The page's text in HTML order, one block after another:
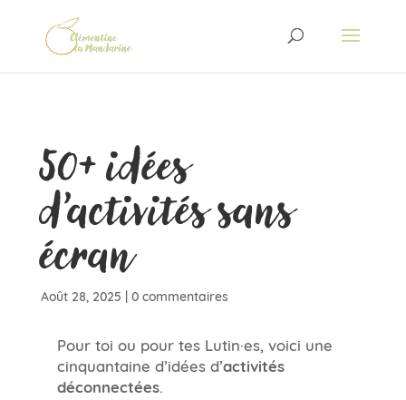
50+ idées
d’activités sans
écran
Août 28, 2025 | 0 commentaires
Pour toi ou pour tes Lutin·es, voici une
cinquantaine d’idées d’activités
déconnectées.